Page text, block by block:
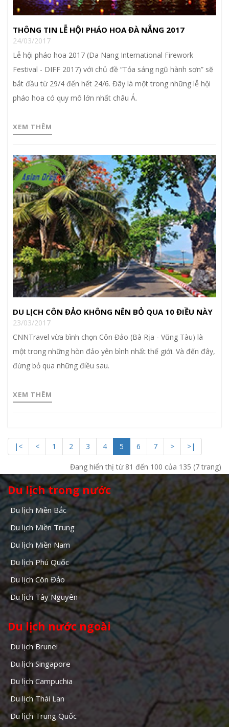
THÔNG TIN LỄ HỘI PHÁO HOA ĐÀ NẴNG 2017
24/03/2017
Lễ hội pháo hoa 2017 (Da Nang International Firework
Festival - DIFF 2017) với chủ đề “Tỏa sáng ngũ hành sơn” sẽ
bắt đầu từ 29/4 đến hết 24/6. Đây là một trong những lễ hội
pháo hoa có quy mô lớn nhất châu Á.
XEM THÊM
DU LỊCH CÔN ĐẢO KHÔNG NÊN BỎ QUA 10 ĐIỀU NÀY
23/03/2017
CNNTravel vừa bình chọn Côn Đảo (Bà Rịa - Vũng Tàu) là
một trong những hòn đảo yên bình nhất thế giới. Và đến đây,
đừng bỏ qua những điều sau.
XEM THÊM
|< < 1 2 3 4 5 6 7 > >|
Đang hiển thị từ 81 đến 100 của 135 (7 trang)
Du lịch trong nước
Du lịch Miền Bắc
Du lịch Miền Trung
Du lịch Miền Nam
Du lịch Phú Quốc
Du lịch Côn Đảo
Du lịch Tây Nguyên
Du lịch nước ngoài
Du lịch Brunei
Du lịch Singapore
Du lịch Campuchia
Du lịch Thái Lan
Du lịch Trung Quốc